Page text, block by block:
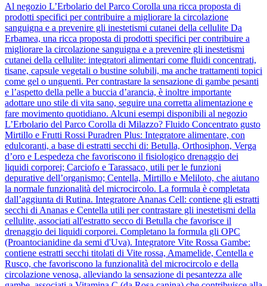
Al negozio L’Erbolario del Parco Corolla una ricca proposta di
prodotti specifici per contribuire a migliorare la circolazione
sanguigna e a prevenire gli inestetismi cutanei della cellulite Da
Erbamea, una ricca proposta di prodotti specifici per contribuire a
migliorare la circolazione sanguigna e a prevenire gli inestetismi
cutanei della cellulite: integratori alimentari come fluidi concentrati,
tisane, capsule vegetali o bustine solubili, ma anche trattamenti topici
come gel o unguenti. Per contrastare la sensazione di gambe pesanti
e l’aspetto della pelle a buccia d’arancia, è inoltre importante
adottare uno stile di vita sano, seguire una corretta alimentazione e
fare movimento quotidiano. Alcuni esempi disponibili al negozio
L’Erbolario del Parco Corolla di Milazzo? Fluido Concentrato gusto
Mirtillo e Frutti Rossi Puradren Plus: Integratore alimentare, con
edulcoranti, a base di estratti secchi di: Betulla, Orthosiphon, Verga
d’oro e Lespedeza che favoriscono il fisiologico drenaggio dei
liquidi corporei; Carciofo e Tarassaco, utili per le funzioni
depurative dell’organismo; Centella, Mirtillo e Meliloto, che aiutano
la normale funzionalità del microcircolo. La formula è completata
dall’aggiunta di Rutina. Integratore Ananas Cell: contiene gli estratti
secchi di Ananas e Centella utili per contrastare gli inestetismi della
cellulite, associati all'estratto secco di Betulla che favorisce il
drenaggio dei liquidi corporei. Completano la formula gli OPC
(Proantocianidine da semi d'Uva). Integratore Vite Rossa Gambe:
contiene estratti secchi titolati di Vite rossa, Amamelide, Centella e
Rusco, che favoriscono la funzionalità del microcircolo e della
circolazione venosa, alleviando la sensazione di pesantezza alle